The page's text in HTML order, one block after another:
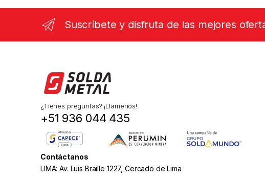
Suscríbete y disfruta de las mejores
¿Tienes preguntas? ¡Llamenos!
+51 936 044 435
Contáctanos
LIMA: Av. Luis Braille 1227, Cercado de Lima